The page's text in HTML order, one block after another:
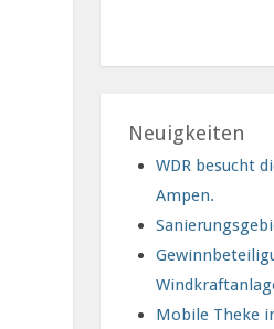
Neuigkeiten
WDR besucht
Ampen.
Mobile Theke